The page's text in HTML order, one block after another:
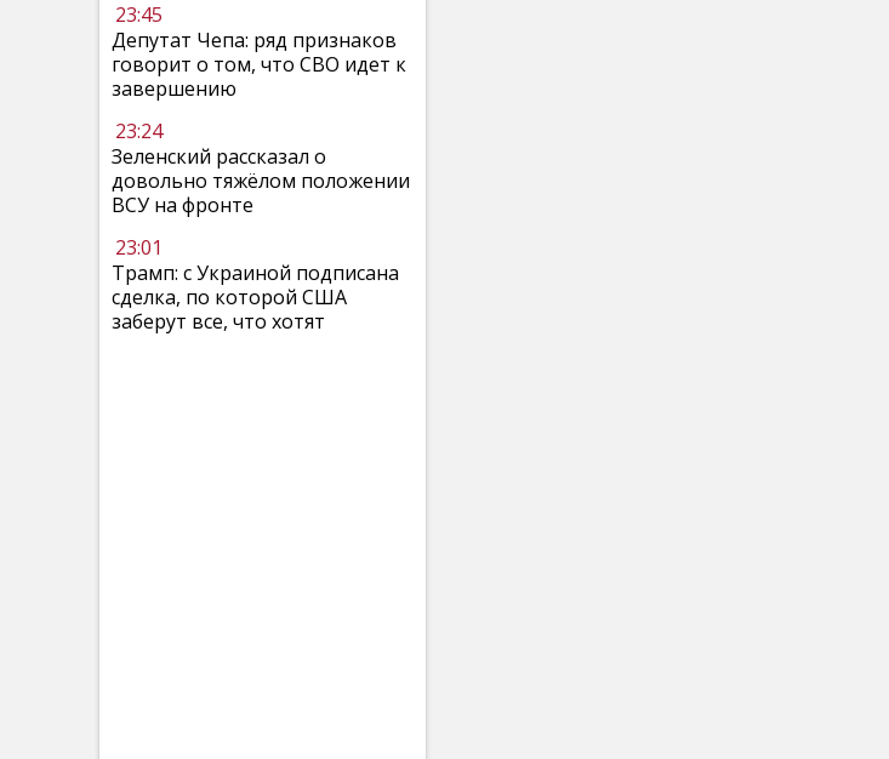
23:45
Депутат Чепа: ряд признаков
говорит о том, что СВО идет к
завершению
23:24
Зеленский рассказал о
довольно тяжёлом положении
ВСУ на фронте
23:01
Трамп: с Украиной подписана
сделка, по которой США
заберут все, что хотят